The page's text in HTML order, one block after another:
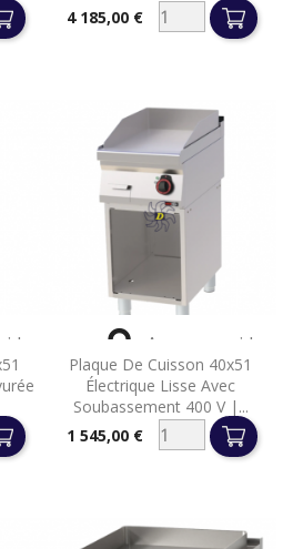
Prix4 185,00 €
Plaque De Cuisson 40x51
Électrique Lisse Avec
Soubassement 400 V |...
Prix1 545,00 €
 Aperçu rapide